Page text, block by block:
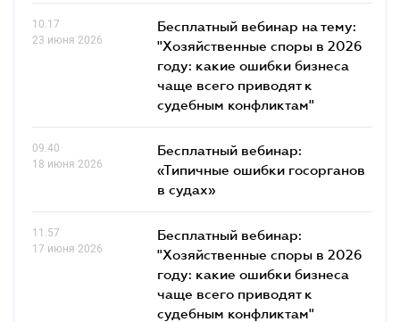
10.17
23 июня 2026
Бесплатный вебинар на тему:
"Хозяйственные споры в 2026
году: какие ошибки бизнеса
чаще всего приводят к
судебным конфликтам"
09.40
18 июня 2026
Бесплатный вебинар:
«Типичные ошибки госорганов
в судах»
11.57
17 июня 2026
Бесплатный вебинар:
"Хозяйственные споры в 2026
году: какие ошибки бизнеса
чаще всего приводят к
судебным конфликтам"